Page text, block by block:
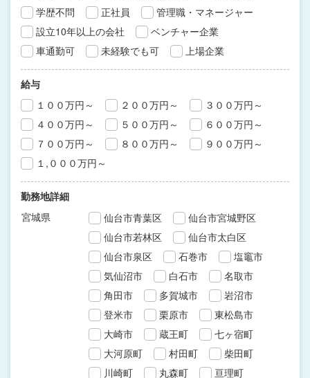
学歴不問
正社員
管理職・マネージャー
設立10年以上の会社
ベンチャー企業
車通勤可
未経験でも可 上場企業
給与
１００万円～
２００万円～
３００万円～
４００万円～
５００万円～
６００万円～
７００万円～
８００万円～
９００万円～
１,０００万円～
勤務地詳細
宮城県
仙台市青葉区
仙台市宮城野区
仙台市若林区
仙台市太白区
仙台市泉区
石巻市
塩竈市
気仙沼市
白石市
名取市
角田市
多賀城市
岩沼市
登米市
栗原市
東松島市
大崎市
蔵王町
七ヶ宿町
大河原町
村田町
柴田町
川崎町
丸森町 亘理町